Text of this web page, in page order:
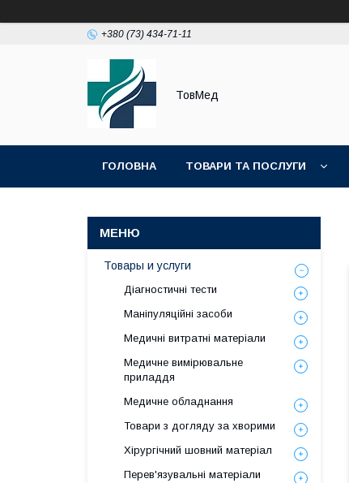
+380 (73) 434-71-11
ТовМед
ГОЛОВНА ТОВАРИ ТА ПОСЛУГИ
Товары и услуги
Діагностичні тести
Маніпуляційні засоби
Медичні витратні матеріали
Медичне вимірювальне
приладдя
Медичне обладнання
Товари з догляду за хворими
Хірургічний шовний матеріал
Перев'язувальні матеріали